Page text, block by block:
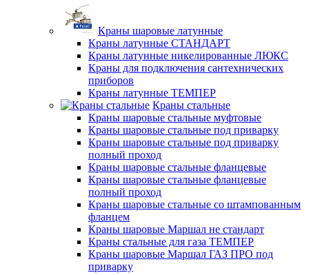
Краны шаровые латунные
Краны латунные СТАНДАРТ
Краны латунные никелированные ЛЮКС
Краны для подключения сантехнических
приборов
Краны латунные ТЕМПЕР
Краны стальные
Краны шаровые стальные муфтовые
Краны шаровые стальные под приварку
Краны шаровые стальные под приварку
полный проход
Краны шаровые стальные фланцевые
Краны шаровые стальные фланцевые
полный проход
Краны шаровые стальные со штампованным
фланцем
Краны шаровые Маршал не стандарт
Краны стальные для газа ТЕМПЕР
Краны шаровые Маршал ГАЗ ПРО под
приварку